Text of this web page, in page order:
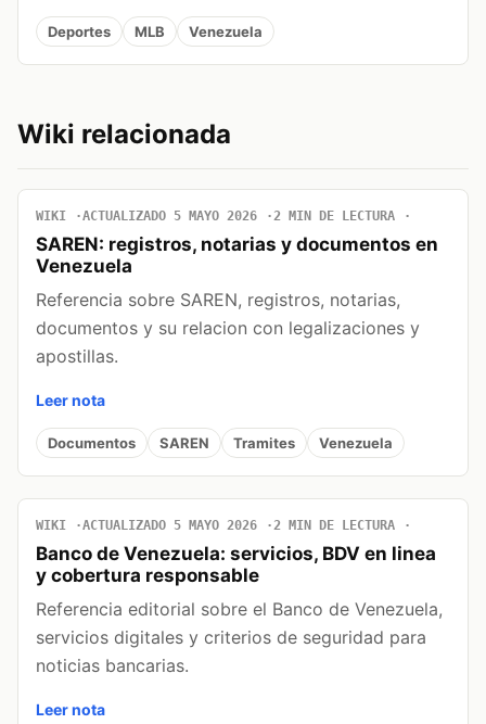
Deportes MLB Venezuela
Wiki relacionada
WIKI ACTUALIZADO 5 MAYO 2026 2 MIN DE LECTURA
SAREN: registros, notarias y documentos en
Venezuela
Referencia sobre SAREN, registros, notarias,
documentos y su relacion con legalizaciones y
apostillas.
Leer nota
Documentos SAREN Tramites Venezuela
WIKI ACTUALIZADO 5 MAYO 2026 2 MIN DE LECTURA
Banco de Venezuela: servicios, BDV en linea
y cobertura responsable
Referencia editorial sobre el Banco de Venezuela,
servicios digitales y criterios de seguridad para
noticias bancarias.
Leer nota